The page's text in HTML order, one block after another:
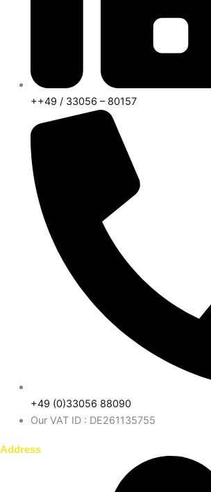
++49 / 33056 – 80157
+49 (0)33056 88090
Our VAT ID : DE261135755
Address